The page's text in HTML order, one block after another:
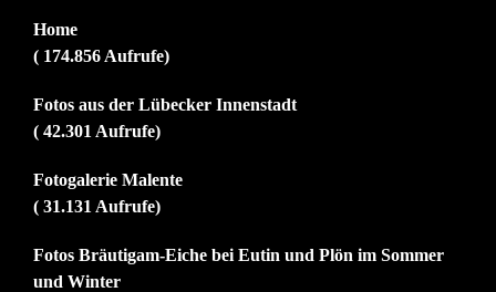
Home
( 174.856 Aufrufe)
Fotos aus der Lübecker Innenstadt
( 42.301 Aufrufe)
Fotogalerie Malente
( 31.131 Aufrufe)
Fotos Bräutigam-Eiche bei Eutin und Plön im Sommer
und Winter